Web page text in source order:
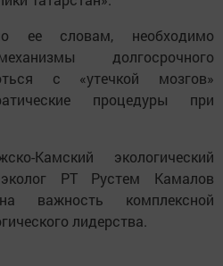
словам, необходимо
долгосрочного
с «утечкой мозгов»
процедуры при
Камский экологический
РТ Рустем Камалов
важность комплексной
лидерства.